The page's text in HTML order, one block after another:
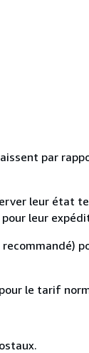
par
leur état
leur
le tarif